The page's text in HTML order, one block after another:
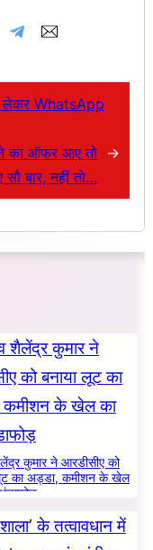
लेकर WhatsApp
का ऑफर आए तो
सौ बार, नहीं तो…
→
कुमार ने आरडीसीए को
का अड्डा, कमीशन के खेल